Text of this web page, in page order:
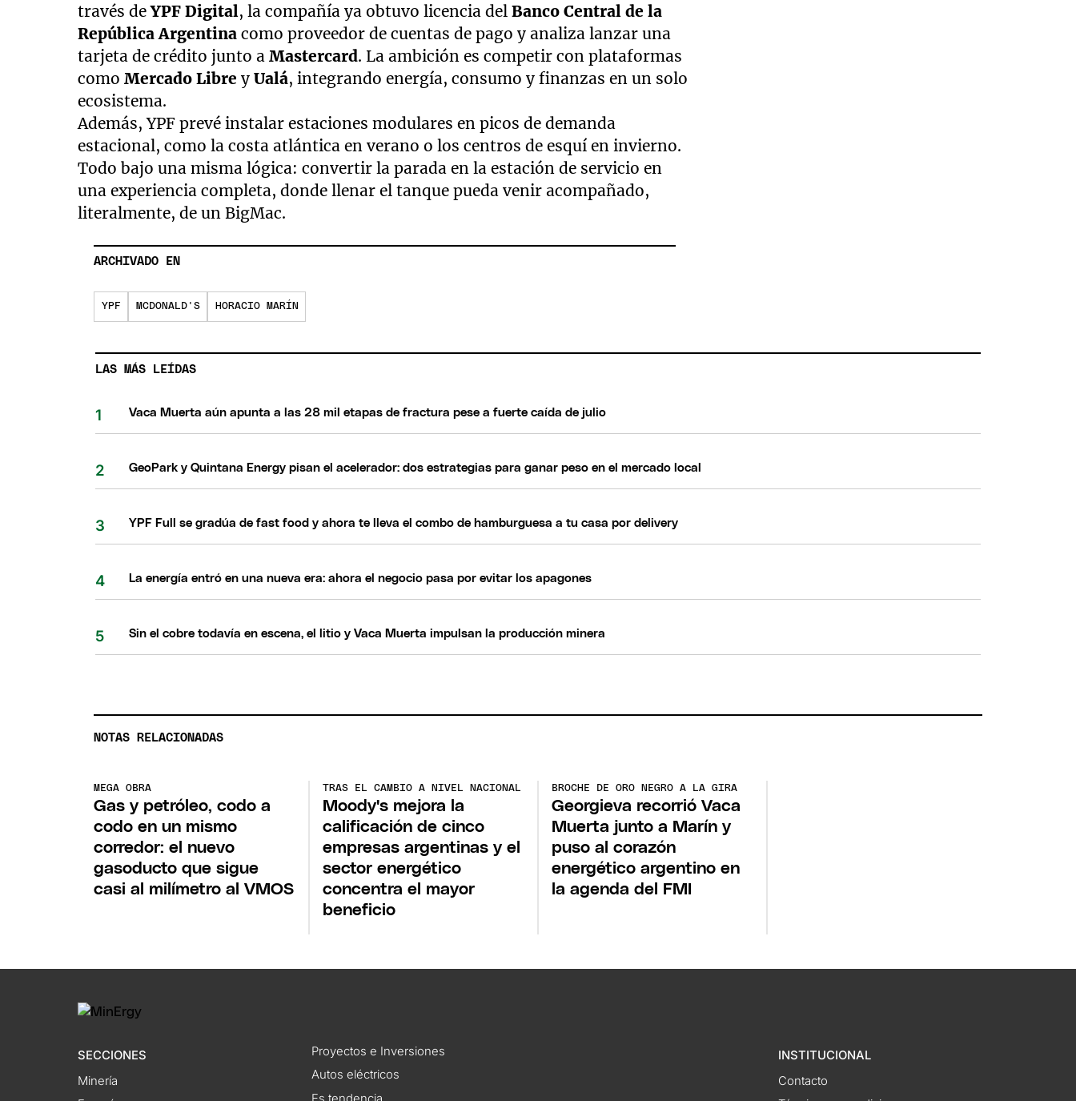
través deYPF Digital, la compañía ya obtuvo licencia delBanco Central de la
República Argentina como proveedor de cuentas de pago y analiza lanzar una
tarjeta de crédito junto aMastercard. La ambición es competir con plataformas
comoMercado Libre yUalá, integrando energía, consumo y finanzas en un solo
ecosistema.
Además, YPF prevé instalar estaciones modulares en picos de demanda
estacional, como la costa atlántica en verano o los centros de esquí en invierno.
Todo bajo una misma lógica: convertir la parada en la estación de servicio en
una experiencia completa, donde llenar el tanque pueda venir acompañado,
literalmente, de un BigMac.
ARCHIVADO EN
YPF MCDONALD'S HORACIO MARÍN
LAS MÁS LEÍDAS
Vaca Muerta aún apunta a las 28 mil etapas de fractura pese a fuerte caída de julio
GeoPark y Quintana Energy pisan el acelerador: dos estrategias para ganar peso en el mercado local
YPF Full se gradúa de fast food y ahora te lleva el combo de hamburguesa a tu casa por delivery
La energía entró en una nueva era: ahora el negocio pasa por evitar los apagones
Sin el cobre todavía en escena, el litio y Vaca Muerta impulsan la producción minera
NOTAS RELACIONADAS
MEGA OBRA
Gas y petróleo, codo a
codo en un mismo
corredor: el nuevo
gasoducto que sigue
casi al milímetro al VMOS
TRAS EL CAMBIO A NIVEL NACIONAL
Moody's mejora la
calificación de cinco
empresas argentinas y el
sector energético
concentra el mayor
beneficio
BROCHE DE ORO NEGRO A LA GIRA
Georgieva recorrió Vaca
Muerta junto a Marín y
puso al corazón
energético argentino en
la agenda del FMI
SECCIONES
Minería
Proyectos e Inversiones
Autos eléctricos
INSTITUCIONAL
Contacto